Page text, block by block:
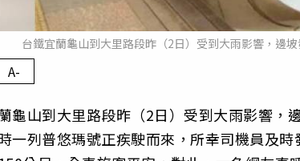
台鐵宜蘭龜山到大里路段昨（2日）受到大雨影響，邊
A-
龜山到大里路段昨（2日）受到大雨影響，
一列普悠瑪號正疾駛而來，所幸司機員及